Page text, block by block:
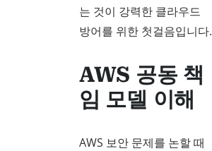
는 것이 강력한 클라우드
방어를 위한 첫걸음입니다.
AWS 공동 책
임 모델 이해
AWS 보안 문제를 논할 때